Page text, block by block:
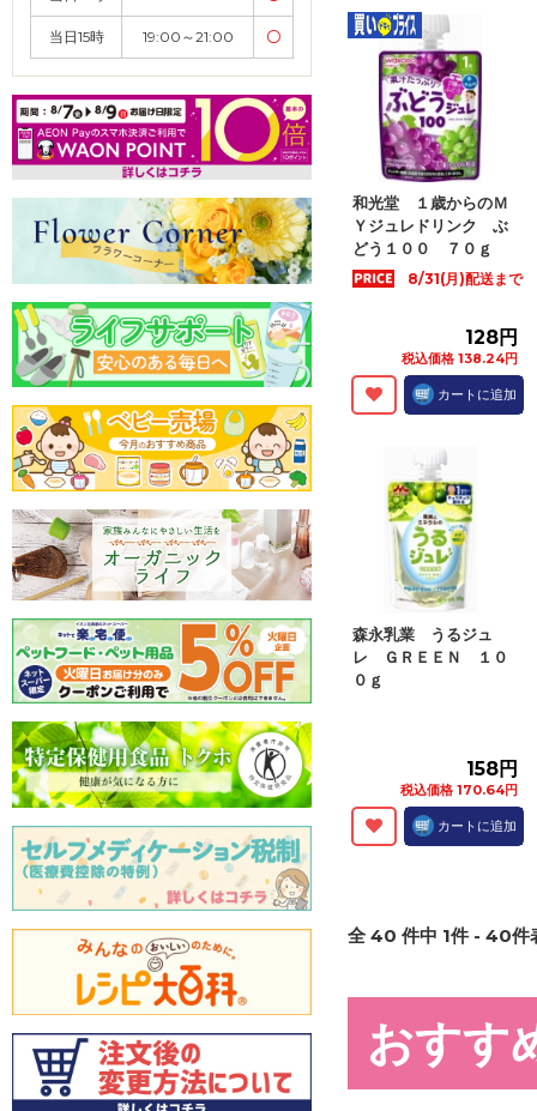
当日15時 19:00～21:00 〇
和光堂 １歳からのＭ
Ｙジュレドリンク ぶ
どう１００ ７０ｇ
8/31(月)配送まで
128円
税込価格 138.24円
カートに追加
森永乳業 うるジュ
レ ＧＲＥＥＮ １０
０ｇ
158円
税込価格 170.64円
カートに追加
全40 件中 1件 - 40件
おすす